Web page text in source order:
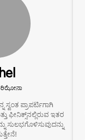
ಸ್ವಂತ ಪ್ರಾಪರ್ಟಿಗಾಗಿ
ಫೀನಿಕ್ಸ್‌ನಲ್ಲಿರುವ ಇತರ
ಸುಲಭಗೊಳಿಸುವುದನ್ನು